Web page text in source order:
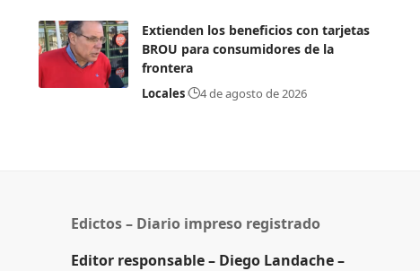
Extienden los beneficios con tarjetas
BROU para consumidores de la
frontera
Locales 4 de agosto de 2026
Edictos – Diario impreso registrado
Editor responsable – Diego Landache –